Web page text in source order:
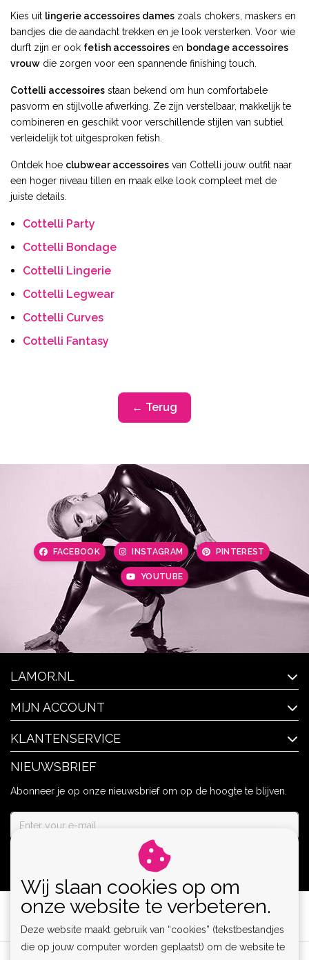
Kies uit lingerie accessoires dames zoals chokers, maskers en
bandjes die de aandacht trekken en je look versterken. Voor wie
durft zijn er ook fetish accessoires en bondage accessoires
vrouw die zorgen voor een spannende finishing touch.
Cottelli accessoires staan bekend om hun comfortabele
pasvorm en stijlvolle afwerking. Ze zijn verstelbaar, makkelijk te
combineren en geschikt voor verschillende stijlen van subtiel
verleidelijk tot uitgesproken fetish.
Ontdek hoe clubwear accessoires van Cottelli jouw outfit naar
een hoger niveau tillen en maak elke look compleet met de
juiste details.
Cottelli Party
Cottelli Bondage
Cottelli Lingerie
Cottelli Legwear
Cottelli Curves
Cottelli Fantasy
← Terug
FACEBOOK INSTAGRAM PINTEREST
YOUTUBE
LAMOR.NL
MIJN ACCOUNT
KLANTENSERVICE
NIEUWSBRIEF
Abonneer je op onze nieuwsbrief om op de hoogte te blijven.
Wij slaan cookies op om
onze website te verbeteren.
Deze website maakt gebruik van “cookies” (tekstbestandjes
die op jouw computer worden geplaatst) om de website te